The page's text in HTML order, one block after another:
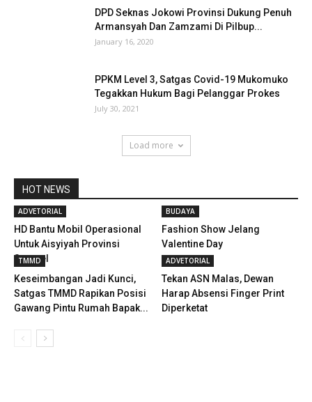
DPD Seknas Jokowi Provinsi Dukung Penuh
Armansyah Dan Zamzami Di Pilbup...
January 16, 2020
PPKM Level 3, Satgas Covid-19 Mukomuko
Tegakkan Hukum Bagi Pelanggar Prokes
July 30, 2021
Load more
HOT NEWS
ADVETORIAL
HD Bantu Mobil Operasional
Untuk Aisyiyah Provinsi
Sumsel
BUDAYA
Fashion Show Jelang
Valentine Day
TMMD
Keseimbangan Jadi Kunci,
Satgas TMMD Rapikan Posisi
Gawang Pintu Rumah Bapak...
ADVETORIAL
Tekan ASN Malas, Dewan
Harap Absensi Finger Print
Diperketat